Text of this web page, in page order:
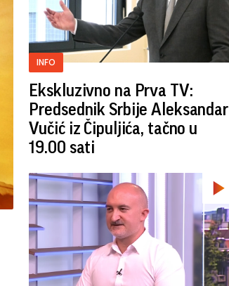
INFO
Ekskluzivno na Prva TV:
Predsednik Srbije Aleksandar
Vučić iz Čipuljića, tačno u
19.00 sati